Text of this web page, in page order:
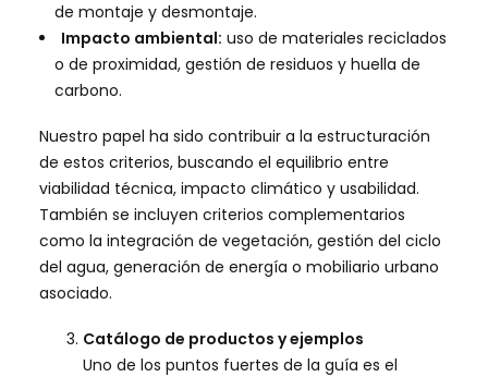
de montaje y desmontaje.
Impacto ambiental: uso de materiales reciclados
o de proximidad, gestión de residuos y huella de
carbono.
Nuestro papel ha sido contribuir a la estructuración
de estos criterios, buscando el equilibrio entre
viabilidad técnica, impacto climático y usabilidad.
También se incluyen criterios complementarios
como la integración de vegetación, gestión del ciclo
del agua, generación de energía o mobiliario urbano
asociado.
Catálogo de productos y ejemplos
Uno de los puntos fuertes de la guía es el